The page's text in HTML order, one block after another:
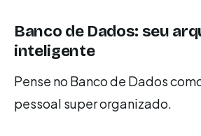
Banco de Dados: seu
inteligente
Pense no Banco de Dados
pessoal super organizado.